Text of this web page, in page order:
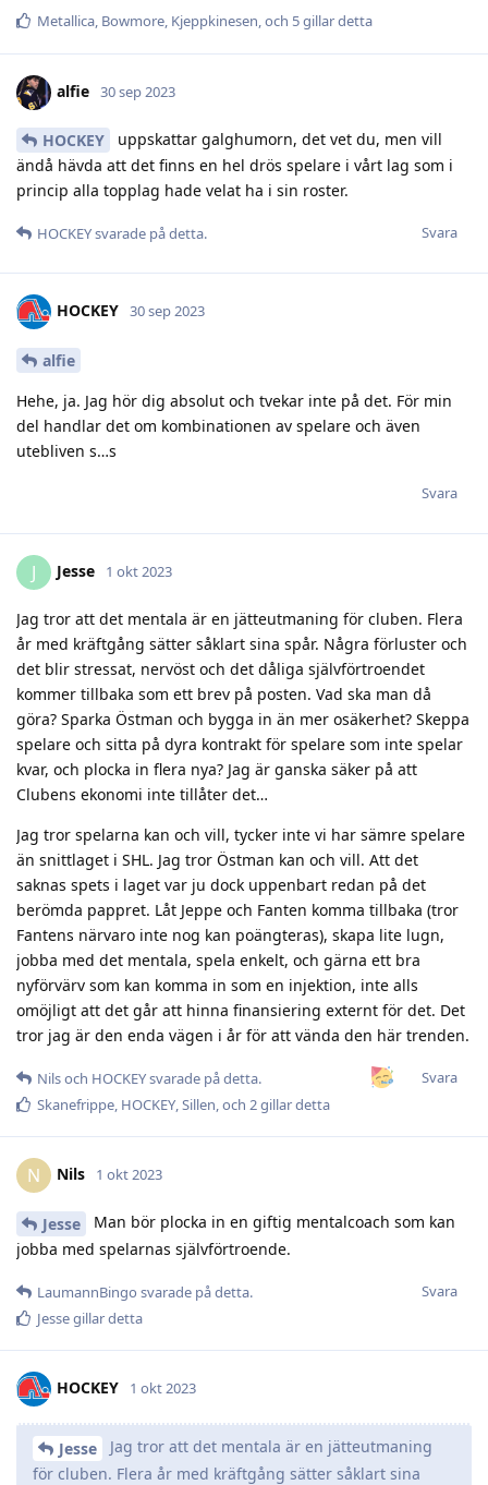
Metallica, Bowmore, Kjeppkinesen, och 5gillar detta
alfie 30 sep 2023
HOCKEY
uppskattar galghumorn, det vet du, men vill
ändå hävda att det finns en hel drös spelare i vårt lag som i
princip alla topplag hade velat ha i sin roster.
Svara
HOCKEYsvarade på detta.
HOCKEY 30 sep 2023
alfie
Hehe, ja. Jag hör dig absolut och tvekar inte på det. För min
del handlar det om kombinationen av spelare och även
utebliven s…s
Svara
J Jesse 1 okt 2023
Jag tror att det mentala är en jätteutmaning för cluben. Flera
år med kräftgång sätter såklart sina spår. Några förluster och
det blir stressat, nervöst och det dåliga självförtroendet
kommer tillbaka som ett brev på posten. Vad ska man då
göra? Sparka Östman och bygga in än mer osäkerhet? Skeppa
spelare och sitta på dyra kontrakt för spelare som inte spelar
kvar, och plocka in flera nya? Jag är ganska säker på att
Clubens ekonomi inte tillåter det…
Jag tror spelarna kan och vill, tycker inte vi har sämre spelare
än snittlaget i SHL. Jag tror Östman kan och vill. Att det
saknas spets i laget var ju dock uppenbart redan på det
berömda pappret. Låt Jeppe och Fanten komma tillbaka (tror
Fantens närvaro inte nog kan poängteras), skapa lite lugn,
jobba med det mentala, spela enkelt, och gärna ett bra
nyförvärv som kan komma in som en injektion, inte alls
omöjligt att det går att hinna finansiering externt för det. Det
tror jag är den enda vägen i år för att vända den här trenden.
Svara
Nilsoch HOCKEYsvarade på detta.
Skanefrippe, HOCKEY,Sillen, och 2gillar detta
N Nils 1 okt 2023
Jesse
Man bör plocka in en giftig mentalcoach som kan
jobba med spelarnas självförtroende.
Svara
LaumannBingo svarade på detta.
Jessegillar detta
HOCKEY 1 okt 2023
Jesse
Jag tror att det mentala är en jätteutmaning
för cluben. Flera år med kräftgång sätter såklart sina